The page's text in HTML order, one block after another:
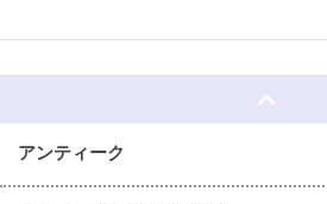
アンティーク